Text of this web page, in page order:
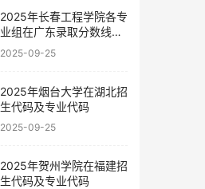
2025年长春工程学院各专
业组在广东录取分数线及
位次
2025-09-25
2025年烟台大学在湖北招
生代码及专业代码
2025-09-25
2025年贺州学院在福建招
生代码及专业代码